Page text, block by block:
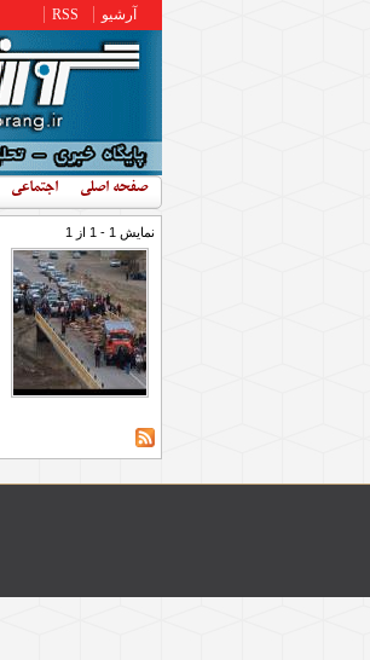
آرشیو RSS
صفحه اصلی اجتماعی
نمایش 1 - 1 از 1